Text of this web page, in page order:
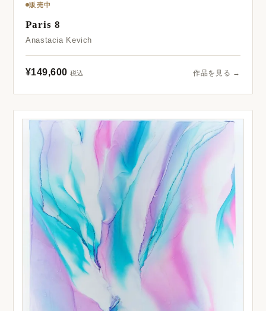
販売中
Paris 8
Anastacia Kevich
¥149,600 税込 作品を見る →